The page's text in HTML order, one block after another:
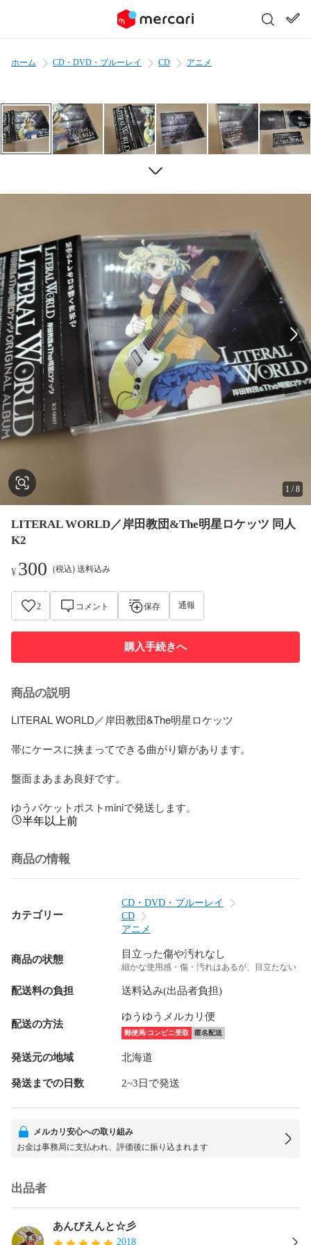
ホーム CD・DVD・ブルーレイ CD アニメ
1 /8
LITERAL WORLD／岸田教団&The明星ロケッツ 同人
K2
¥300 (税込) 送料込み
2 コメント 保存 通報
購入手続きへ
商品の説明
LITERAL WORLD／岸田教団&The明星ロケッツ
帯にケースに挟まってできる曲がり癖があります。
盤面まあまあ良好です。
ゆうパケットポストminiで発送します。
半年以上前
商品の情報
カテゴリー
CD・DVD・ブルーレイ
CD
アニメ
商品の状態 目立った傷や汚れなし
細かな使用感・傷・汚れはあるが、目立たない
配送料の負担 送料込み(出品者負担)
配送の方法
ゆうゆうメルカリ便
郵便局/コンビニ受取 匿名配送
発送元の地域 北海道
発送までの日数 2~3日で発送
メルカリ安心への取り組み
お金は事務局に支払われ、評価後に振り込まれます
出品者
あんびえんと☆彡
2018